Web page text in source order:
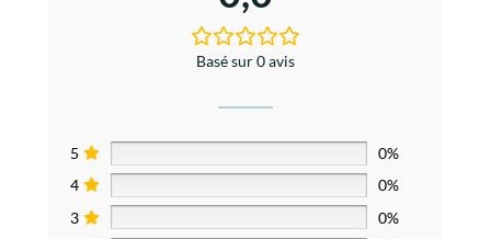
Basé sur 0 avis
5
0%
4
0%
3
0%